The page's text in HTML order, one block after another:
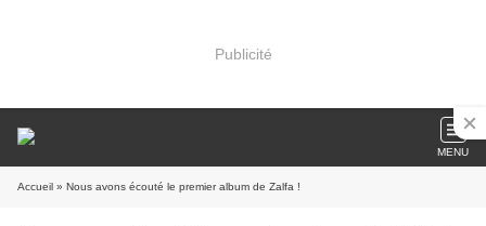
Publicité
MENU
Accueil » Nous avons écouté le premier album de Zalfa !